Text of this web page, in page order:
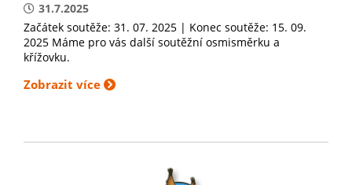
31.7.2025
Začátek soutěže: 31. 07. 2025 | Konec soutěže: 15. 09.
2025 Máme pro vás další soutěžní osmisměrku a
křížovku.
Zobrazit více